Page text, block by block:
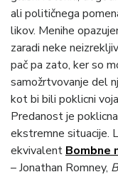
ali političnega
likov. Menihe
zaradi neke
pač pa zato, ker so
samožrtvovanje del
kot bi bili poklicni
Predanost je
ekstremne situacije.
ekvivalent Bombne
– Jonathan Romney,